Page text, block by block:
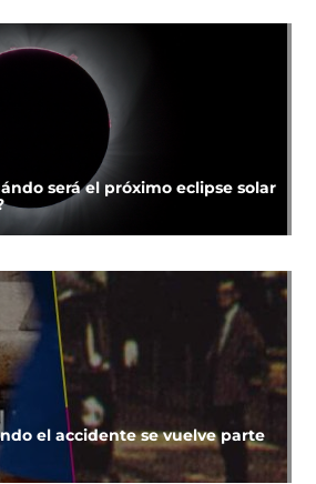
será el próximo eclipse solar
el accidente se vuelve parte